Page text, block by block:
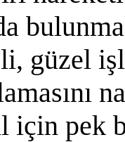
güzel
için